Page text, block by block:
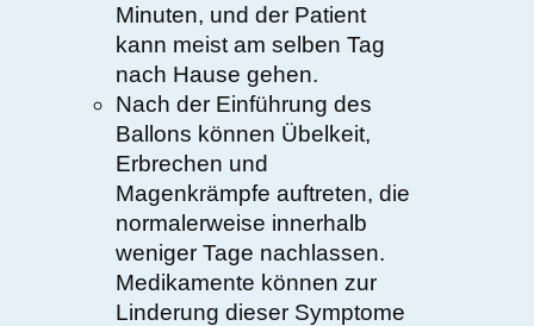
Minuten, und der Patient
kann meist am selben Tag
nach Hause gehen.
Nach der Einführung des
Ballons können Übelkeit,
Erbrechen und
Magenkrämpfe auftreten, die
normalerweise innerhalb
weniger Tage nachlassen.
Medikamente können zur
Linderung dieser Symptome